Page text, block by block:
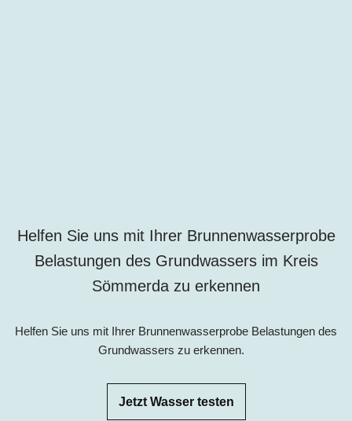
Helfen Sie uns mit Ihrer Brunnenwasserprobe
Belastungen des Grundwassers im Kreis
Sömmerda zu erkennen
Helfen Sie uns mit Ihrer Brunnenwasserprobe Belastungen des
Grundwassers zu erkennen.
Jetzt Wasser testen